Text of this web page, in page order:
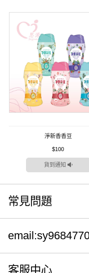
淨新香香豆
$100
貨到通知
常見問題
客服中心